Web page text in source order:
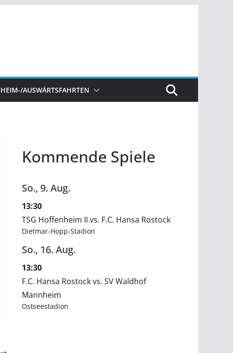
HEIM-/AUSWÄRTSFAHRTEN
Kommende Spiele
So., 9. Aug.
13:30
TSG Hoffenheim II vs. F.C. Hansa Rostock
Dietmar-Hopp-Stadion
So., 16. Aug.
13:30
F.C. Hansa Rostock vs. SV Waldhof
Mannheim
Ostseestadion